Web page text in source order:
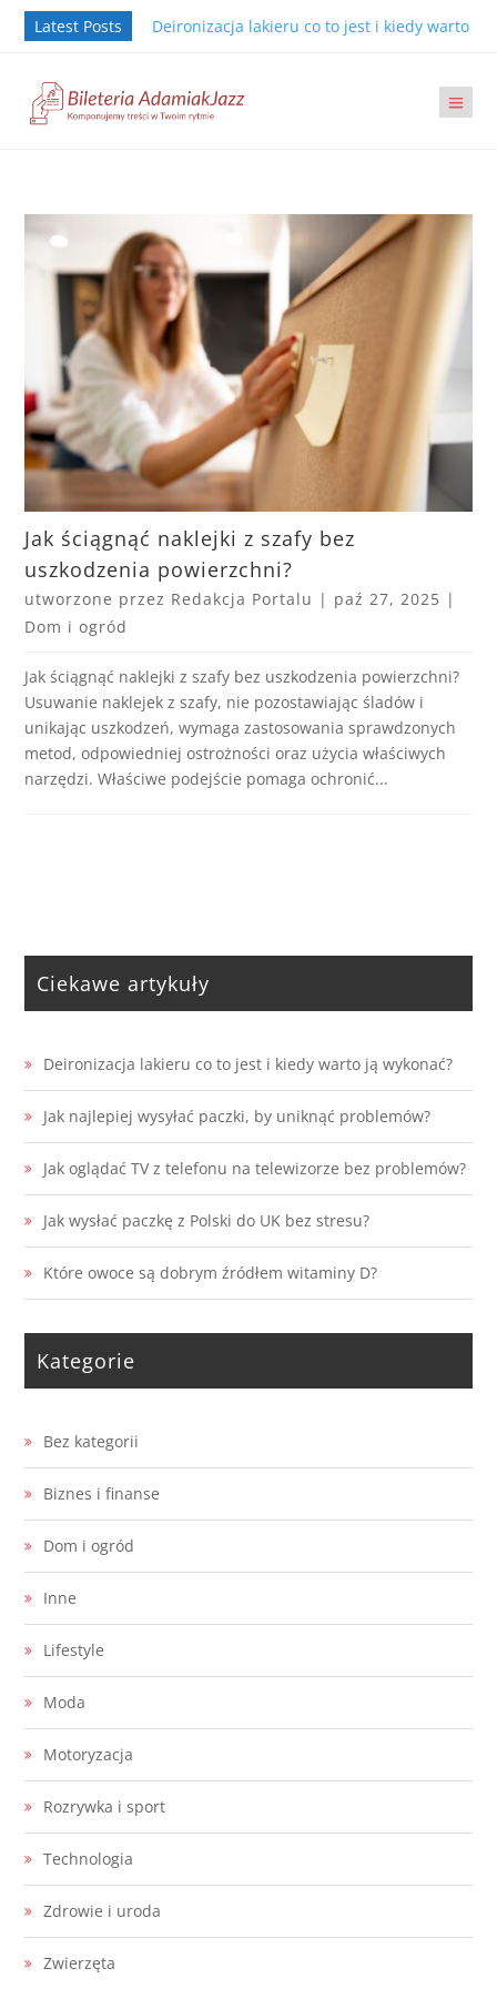
Latest Posts Deironizacja lakieru co to jest i kiedy warto ją
Jak ściągnąć naklejki z szafy bez
uszkodzenia powierzchni?
utworzone przez Redakcja Portalu | paź 27, 2025 |
Dom i ogród
Jak ściągnąć naklejki z szafy bez uszkodzenia powierzchni?
Usuwanie naklejek z szafy, nie pozostawiając śladów i
unikając uszkodzeń, wymaga zastosowania sprawdzonych
metod, odpowiedniej ostrożności oraz użycia właściwych
narzędzi. Właściwe podejście pomaga ochronić...
Ciekawe artykuły
Deironizacja lakieru co to jest i kiedy warto ją wykonać?
Jak najlepiej wysyłać paczki, by uniknąć problemów?
Jak oglądać TV z telefonu na telewizorze bez problemów?
Jak wysłać paczkę z Polski do UK bez stresu?
Które owoce są dobrym źródłem witaminy D?
Kategorie
Bez kategorii
Biznes i finanse
Dom i ogród
Inne
Lifestyle
Moda
Motoryzacja
Rozrywka i sport
Technologia
Zdrowie i uroda
Zwierzęta